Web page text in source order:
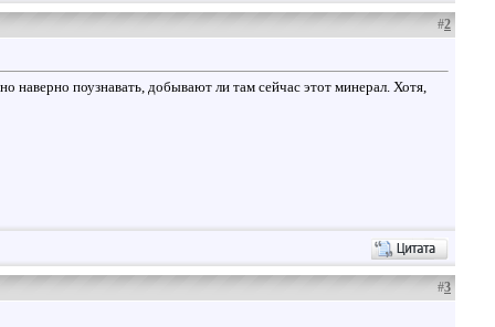
#2
наверно поузнавать, добывают ли там сейчас этот минерал. Хотя,
#3